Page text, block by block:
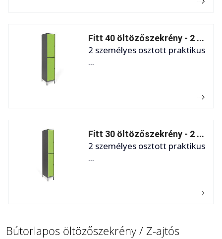
Fitt 40 öltözőszekrény - 2 ...
2 személyes osztott praktikus
...
Fitt 30 öltözőszekrény - 2 ...
2 személyes osztott praktikus
...
Bútorlapos öltözőszekrény / Z-ajtós